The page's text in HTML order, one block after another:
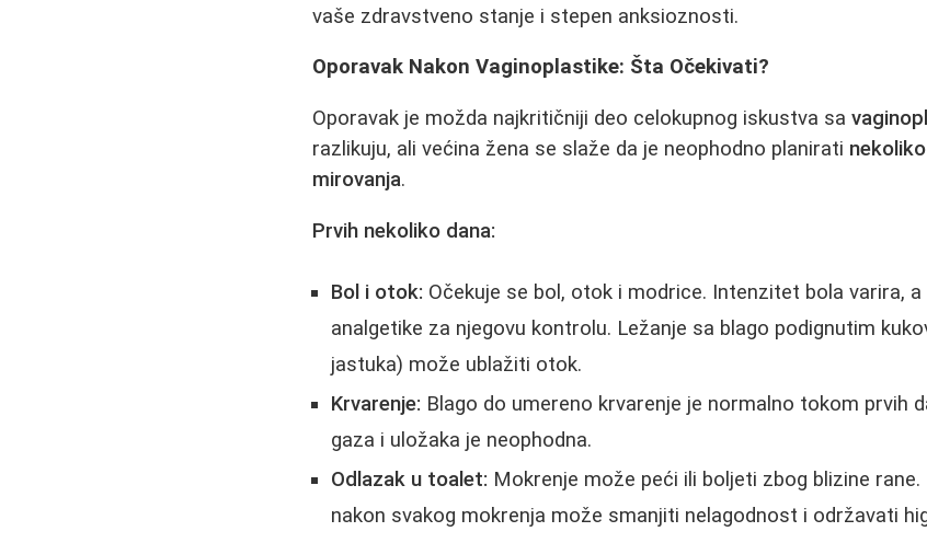
vaše zdravstveno stanje i stepen anksioznosti.
Oporavak Nakon Vaginoplastike: Šta Očekivati?
Oporavak je možda najkritičniji deo celokupnog iskustva sa
razlikuju, ali većina žena se slaže da je neophodno planirati
mirovanja.
Prvih nekoliko dana:
Bol i otok: Očekuje se bol, otok i modrice. Intenzitet bola varira,
analgetike za njegovu kontrolu. Ležanje sa blago podignutim
jastuka) može ublažiti otok.
Krvarenje: Blago do umereno krvarenje je normalno tokom prvih
gaza i uložaka je neophodna.
Odlazak u toalet: Mokrenje može peći ili boljeti zbog blizine
nakon svakog mokrenja može smanjiti nelagodnost i održavati